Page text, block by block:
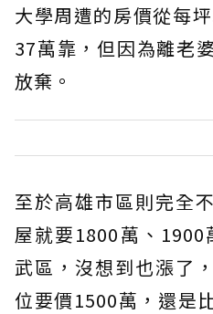
大學周遭的房價從每
37萬靠，但因為離老
放棄。
至於高雄市區則完全
屋就要1800萬、
武區，沒想到也漲了
位要價1500萬，還是